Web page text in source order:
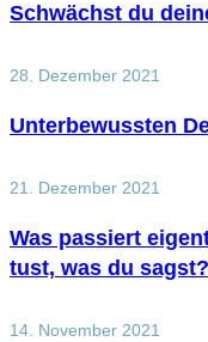
Schwächst du
28. Dezember 2021
Unterbewussten
21. Dezember 2021
Was passiert
tust, was du
14. November 2021